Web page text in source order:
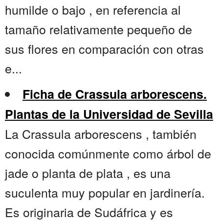
humilde o bajo , en referencia al
tamaño relativamente pequeño de
sus flores en comparación con otras
e...
Ficha de Crassula arborescens.
Plantas de la Universidad de Sevilla
La Crassula arborescens , también
conocida comúnmente como árbol de
jade o planta de plata , es una
suculenta muy popular en jardinería.
Es originaria de Sudáfrica y es